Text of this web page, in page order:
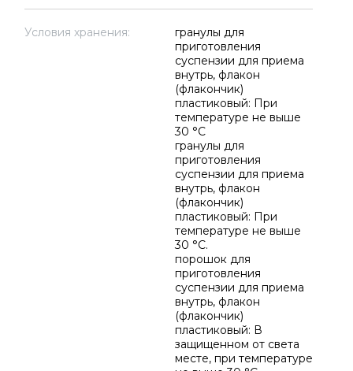
Условия хранения:
гранулы для
приготовления
суспензии для приема
внутрь, флакон
(флакончик)
пластиковый: При
температуре не выше
30 °C
гранулы для
приготовления
суспензии для приема
внутрь, флакон
(флакончик)
пластиковый: При
температуре не выше
30 °C.
порошок для
приготовления
суспензии для приема
внутрь, флакон
(флакончик)
пластиковый: В
защищенном от света
месте, при температуре